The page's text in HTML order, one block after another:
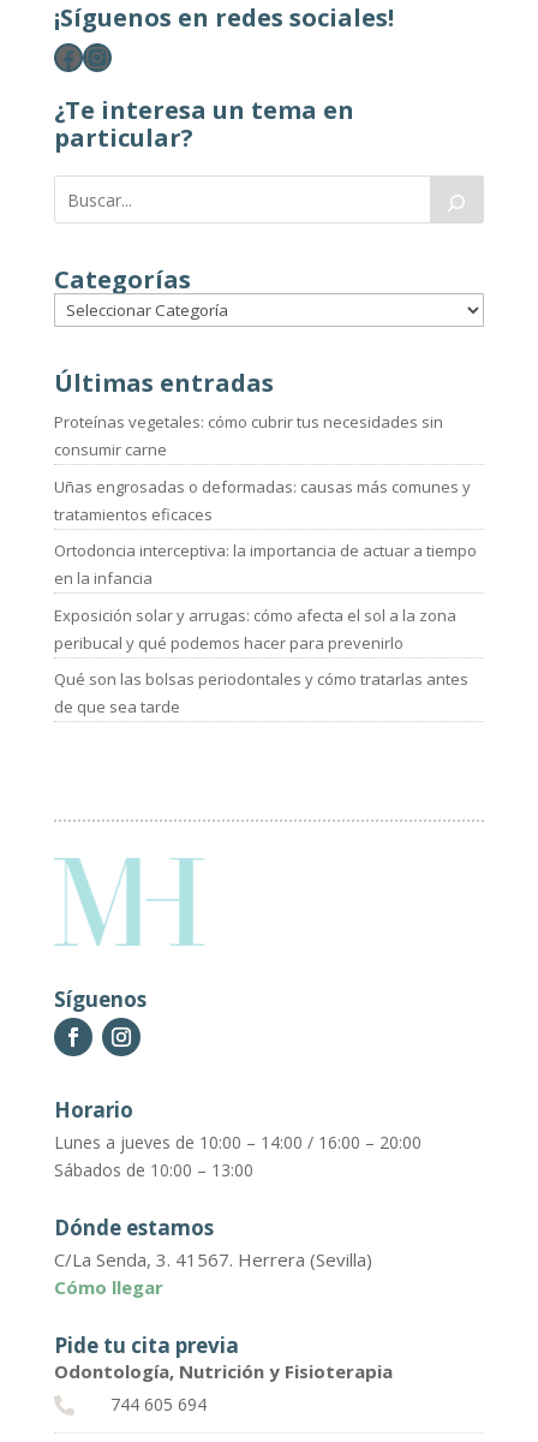
¡Síguenos en redes sociales!
Facebook
Instagram
¿Te interesa un tema en
particular?
Categorías
Últimas entradas
Proteínas vegetales: cómo cubrir tus necesidades sin
consumir carne
Uñas engrosadas o deformadas: causas más comunes y
tratamientos eficaces
Ortodoncia interceptiva: la importancia de actuar a tiempo
en la infancia
Exposición solar y arrugas: cómo afecta el sol a la zona
peribucal y qué podemos hacer para prevenirlo
Qué son las bolsas periodontales y cómo tratarlas antes
de que sea tarde
Síguenos
Horario
Lunes a jueves de 10:00 – 14:00 / 16:00 – 20:00
Sábados de 10:00 – 13:00
Dónde estamos
C/La Senda, 3. 41567. Herrera (Sevilla)
Cómo llegar
Pide tu cita previa
Odontología, Nutrición y Fisioterapia
 744 605 694